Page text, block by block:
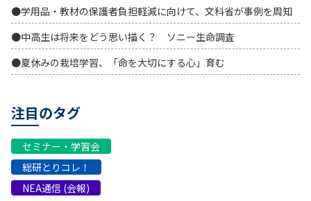
●学用品・教材の保護者負担軽減に向けて、文科省が事例を周知
●中高生は将来をどう思い描く？ ソニー生命調査
●夏休みの栽培学習、「命を大切にする心」育む
注目のタグ
セミナー・学習会
総研とりコレ！
NEA通信 (会報)